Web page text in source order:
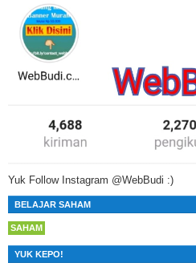
Yuk Follow Instagram @WebBudi :)
BELAJAR SAHAM
SAHAM
YUK KEPO!